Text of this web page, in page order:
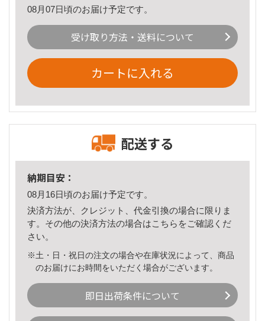
08月07日頃のお届け予定です。
受け取り方法・送料について
カートに入れる
配送する
納期目安：
08月16日頃のお届け予定です。
決済方法が、クレジット、代金引換の場合に限りま
す。その他の決済方法の場合はこちら をご確認くだ
さい。
※土・日・祝日の注文の場合や在庫状況によって、商品
のお届けにお時間をいただく場合がございます。
即日出荷条件について